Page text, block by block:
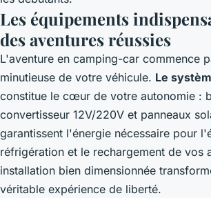
Les équipements
des aventures réussies
L'aventure en camping-car commence
minutieuse de votre véhicule. Le
constitue le cœur de votre autonomie :
convertisseur 12V/220V et panneaux
garantissent l'énergie nécessaire pour
réfrigération et le rechargement de vos
installation bien dimensionnée
véritable expérience de liberté.